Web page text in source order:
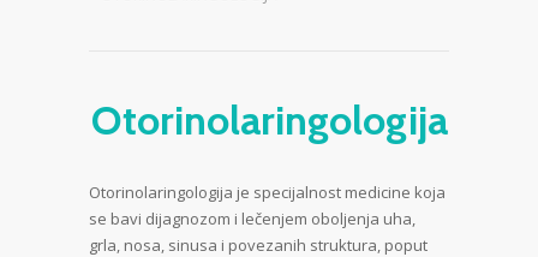
Otorinolaringologija
Otorinolaringologija je specijalnost medicine koja
se bavi dijagnozom i lečenjem oboljenja uha,
grla, nosa, sinusa i povezanih struktura, poput